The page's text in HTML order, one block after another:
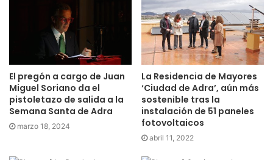
El pregón a cargo de Juan
Miguel Soriano da el
pistoletazo de salida a la
Semana Santa de Adra
marzo 18, 2024
La Residencia de Mayores
‘Ciudad de Adra’, aún más
sostenible tras la
instalación de 51 paneles
fotovoltaicos
abril 11, 2022